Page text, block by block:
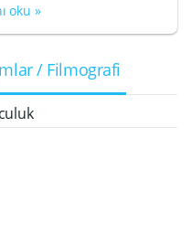
oku »
/ Filmografi